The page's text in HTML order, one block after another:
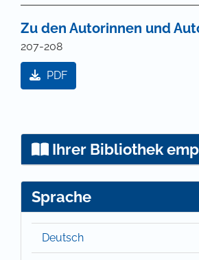
Zu den Autorinnen und
207-208
PDF
Ihrer Bibliothek
Sprache
Deutsch